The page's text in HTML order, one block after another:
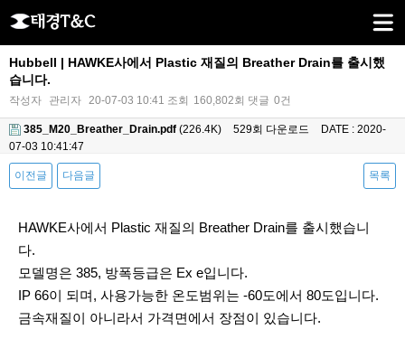
Hubbell | HAWKE사에서 Plastic 재질의 Breather Drain를 출시했
습니다.
작성자 관리자 20-07-03 10:41 조회 160,802회 댓글 0건
385_M20_Breather_Drain.pdf (226.4K) 529회 다운로드
DATE : 2020-
07-03 10:41:47
이전글 다음글 목록
HAWKE사에서 Plastic 재질의 Breather Drain를 출시했습니
다.
모델명은 385, 방폭등급은 Ex e입니다.
IP 66이 되며, 사용가능한 온도범위는 -60도에서 80도입니다.
금속재질이 아니라서 가격면에서 장점이 있습니다.